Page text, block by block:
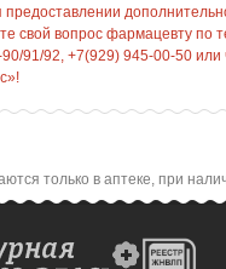
предоставлении
свой вопрос фармацевту по
91/92, +7(929) 945-00-50
только в аптеке, при